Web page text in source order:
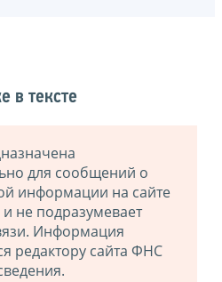
в тексте
для сообщений о
информации на сайте
не подразумевает
Информация
редактору сайта ФНС